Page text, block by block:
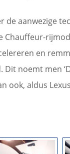
de aanwezige
Chauffeur-
en
noemt men
ook, aldus